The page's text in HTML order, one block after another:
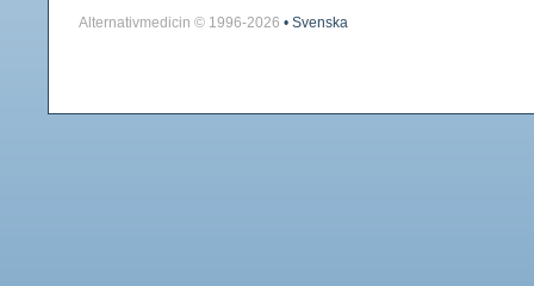
Alternativmedicin © 1996-2026 • Svenska